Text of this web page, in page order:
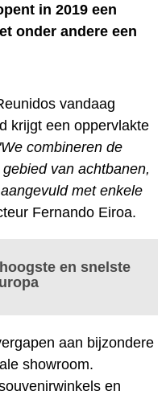
in 2019 een
onder andere een
vandaag
krijgt een oppervlakte
combineren de
van achtbanen,
met enkele
Fernando Eiroa.
en snelste
aan bijzondere
showroom.
en